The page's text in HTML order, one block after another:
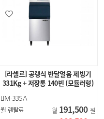
[라셀르] 공랭식 반달얼음 제빙기
331Kg + 저장통 140빈 (모듈러형)
LIM-335A
월 렌탈료 월 191,500 원